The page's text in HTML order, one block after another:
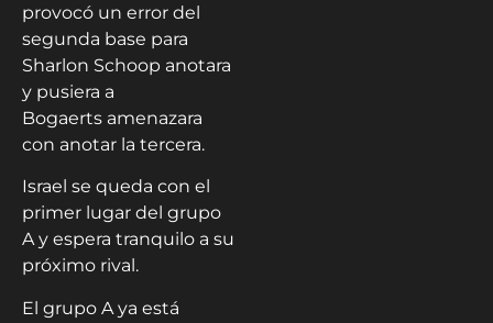
provocó un error del
segunda base para
Sharlon Schoop anotara
y pusiera a
Bogaerts amenazara
con anotar la tercera.
Israel se queda con el
primer lugar del grupo
A y espera tranquilo a su
próximo rival.
El grupo A ya está